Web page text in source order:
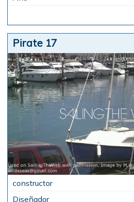
Pirate 17